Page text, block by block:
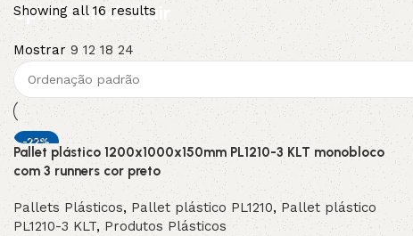
Upholstered chair
Discount 10%
Shop Now
Showing all 16 results
Mostrar 912 18 24
-22%
Pallet plástico 1200x1000x150mm PL1210-3 KLT monobloco
com 3 runners cor preto
Pallets Plásticos, Pallet plástico PL1210, Pallet plástico
PL1210-3 KLT,Produtos Plásticos